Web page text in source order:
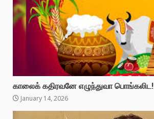
காலைக் கதிரவனே எழுந்துவா பொங்கலிட!
January 14, 2026